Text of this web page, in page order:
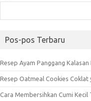
Pos-pos Terbaru
Resep Ayam Panggang
Resep Oatmeal Cookies Coklat
Cara Membersihkan Cumi